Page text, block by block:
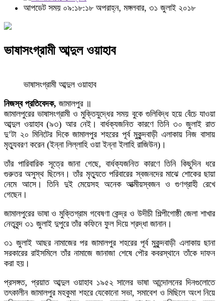
আপডেট সময় ০৯:১৮:১৮ অপরাহ্ন, মঙ্গলবার, ৩১ জুলাই ২০১৮
ভাষাসংগ্রামী আব্দুল ওয়াহাব
ভাষাসংগ্রামী আব্দুল ওয়াহাব
নিজস্ব প্রতিবেদক, জামালপুর ॥
জামালপুরের ভাষাসংগ্রামী ও মুক্তিযুদ্ধের সময় বুকে গুলিবিদ্ধ হয়ে বেঁচে যাওয়া
আব্দুল ওয়াহাব (৯৩) আর নেই। বার্ধক্যজনিত কারণে তিনি ৩০ জুলাই রাত
দু’টা ২০ মিনিটের দিকে জামালপুর শহরের পূর্ব মুকুন্দবাড়ী এলাকায় নিজ বাসায়
মৃত্যুবরণ করেন (ইন্না লিল্লাহি ওয়া ইন্না ইলাহি রাজিউন)।
তাঁর পারিবারিক সূত্রে জানা গেছে, বার্ধক্যজনিত কারণে তিনি কিছুদিন ধরে
গুরুতর অসুস্থ ছিলেন। তাঁর মৃত্যুতে পরিবারের স্বজনদের মাঝে শোকের ছায়া
নেমে আসে। তিনি দুই মেয়েসহ অনেক আত্মীয়স্বজন ও গুণগ্রাহী রেখে
গেছেন।
জামালপুরের ভাষা ও মুক্তিগ্রাম গবেষণা কেন্দ্র ও উদীচী শিল্পীগোষ্ঠী জেলা শাখার
নেতৃবৃন্দ ৩১ জুলাই দুপুরে তাঁর কফিনে ফুল দিয়ে শ্রদ্ধা জানান।
৩১ জুলাই আছর নামাজের পর জামালপুর শহরের পূর্ব মুকুন্দবাড়ী এলাকায় ছানা
সরকারের রাইসমিলে তাঁর নামাজে জানাজা শেষে পৌর কবরস্থানে তাঁকে দাফন
করা হয়।
প্রসঙ্গত, প্রয়াত আব্দুল ওয়াহাব ১৯৫২ সালের ভাষা আন্দোলনের দিনগুলোতে
তৎকালীন জামালপুর মহকুমা শহরে যেকোনো সভা, সমাবেশ ও মিছিলে অংশ নিয়ে